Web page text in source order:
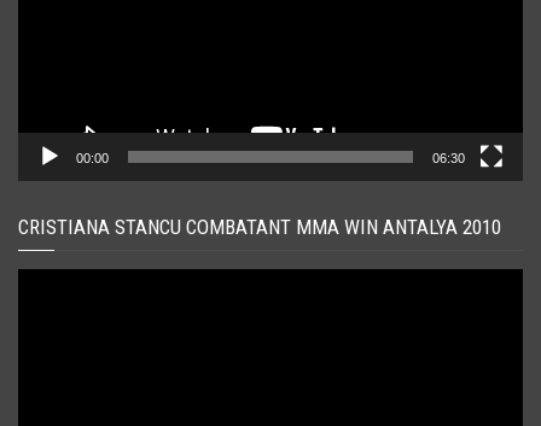
00:00 06:30
CRISTIANA STANCU COMBATANT MMA WIN ANTALYA 2010